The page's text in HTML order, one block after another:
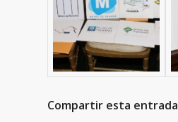
Compartir esta entrada